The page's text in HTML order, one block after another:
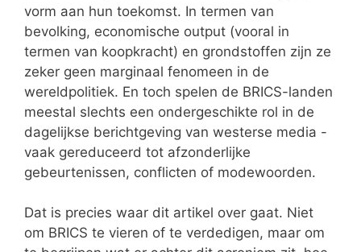
vorm aan hun toekomst. In termen van
bevolking, economische output (vooral in
termen van koopkracht) en grondstoffen zijn ze
zeker geen marginaal fenomeen in de
wereldpolitiek. En toch spelen de BRICS-landen
meestal slechts een ondergeschikte rol in de
dagelijkse berichtgeving van westerse media -
vaak gereduceerd tot afzonderlijke
gebeurtenissen, conflicten of modewoorden.
Dat is precies waar dit artikel over gaat. Niet
om BRICS te vieren of te verdedigen, maar om